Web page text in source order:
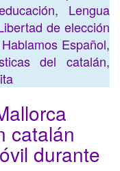
, Lengua
de elección
Español,
del catalán,
catalán
durante